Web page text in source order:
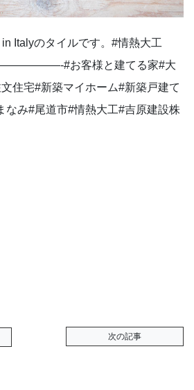
Italyのタイルです。⁡#情熱大工
#お客様と建てる家#大
住宅#新築マイホーム#新築戸建て
なみ#尾道市#情熱大工#吉原建設株
次の記事